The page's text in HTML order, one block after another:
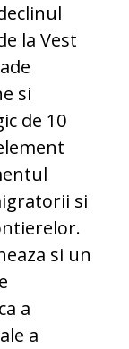
la Vest
si
de 10
si
si un
a
a